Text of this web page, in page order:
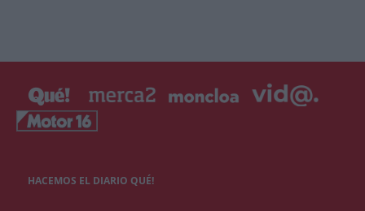
HACEMOS EL DIARIO QUÉ!